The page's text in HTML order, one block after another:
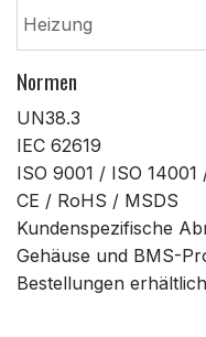
Heizung
Normen
UN38.3
IEC 62619
ISO 9001 / ISO 14001
CE / RoHS / MSDS
Kundenspezifische
Gehäuse und BMS-
Bestellungen